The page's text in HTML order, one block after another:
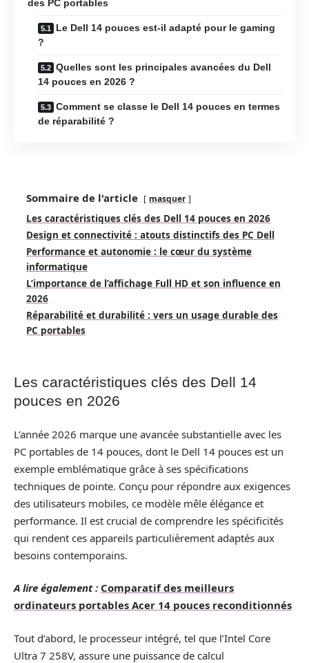
des PC portables
Le Dell 14 pouces est-il adapté pour le gaming
?
Quelles sont les principales avancées du Dell
14 pouces en 2026 ?
Comment se classe le Dell 14 pouces en termes
de réparabilité ?
Sommaire de l'article masquer
Les caractéristiques clés des Dell 14 pouces en 2026
Design et connectivité : atouts distinctifs des PC Dell
Performance et autonomie : le cœur du système
informatique
L’importance de l’affichage Full HD et son influence en
2026
Réparabilité et durabilité : vers un usage durable des
PC portables
Les caractéristiques clés des Dell 14
pouces en 2026
L’année 2026 marque une avancée substantielle avec les
PC portables de 14 pouces, dont le Dell 14 pouces est un
exemple emblématique grâce à ses spécifications
techniques de pointe. Conçu pour répondre aux exigences
des utilisateurs mobiles, ce modèle mêle élégance et
performance. Il est crucial de comprendre les spécificités
qui rendent ces appareils particulièrement adaptés aux
besoins contemporains.
A lire également : Comparatif des meilleurs
ordinateurs portables Acer 14 pouces reconditionnés
Tout d’abord, le processeur intégré, tel que l’Intel Core
Ultra 7 258V, assure une puissance de calcul